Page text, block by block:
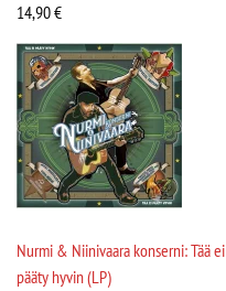
14,90€
Nurmi & Niinivaara konserni: Tää ei
pääty hyvin (LP)